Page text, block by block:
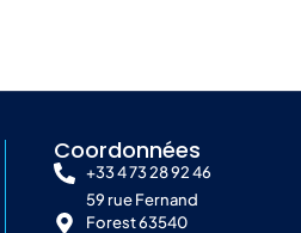
Coordonnées
+33 4 73 28 92 46
59 rue Fernand
Forest 63540